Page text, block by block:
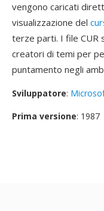
vengono caricati
visualizzazione del
terze parti. I file CUR
creatori di temi per
puntamento negli
Sviluppatore:
Prima versione: 1987